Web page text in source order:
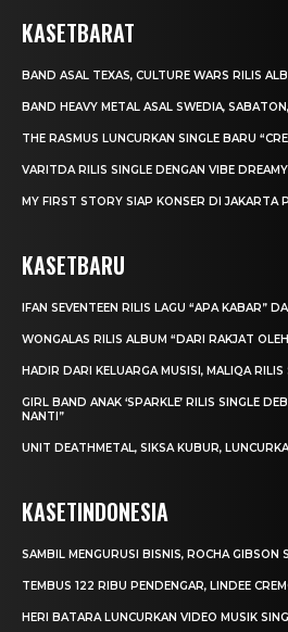
KASETBARAT
BAND ASAL TEXAS, CULTURE WARS RILIS
BAND HEAVY METAL ASAL SWEDIA,
THE RASMUS LUNCURKAN SINGLE BARU
VARITDA RILIS SINGLE DENGAN VIBE
MY FIRST STORY SIAP KONSER DI JAKARTA
KASETBARU
IFAN SEVENTEEN RILIS LAGU “APA KABAR”
WONGALAS RILIS ALBUM “DARI RAKJAT
HADIR DARI KELUARGA MUSISI, MALIQA RILIS
GIRL BAND ANAK ‘SPARKLE’ RILIS SINGLE
NANTI”
UNIT DEATHMETAL, SIKSA KUBUR,
KASETINDONESIA
SAMBIL MENGURUSI BISNIS, ROCHA GIBSON
TEMBUS 122 RIBU PENDENGAR, LINDEE
HERI BATARA LUNCURKAN VIDEO MUSIK